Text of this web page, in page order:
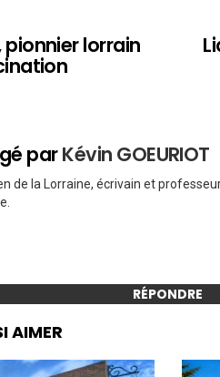
pionnier lorrain
parKévin GOEURIOT
de la Lorraine, écrivain et
RÉPONDRE
AIMER